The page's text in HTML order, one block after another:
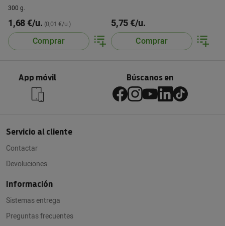
300 g.
1,68 €/u. (0,01 €/u.)
Comprar
5,75 €/u.
Comprar
App móvil Búscanos en
Servicio al cliente
Contactar
Devoluciones
Información
Sistemas entrega
Preguntas frecuentes